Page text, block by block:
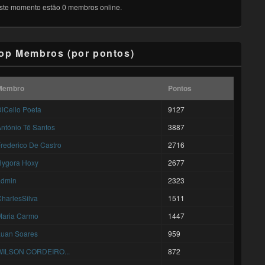
momento estão 0 membros online.
Membros (por pontos)
Pontos
Poeta
9127
Tê Santos
3887
De Castro
2716
Hoxy
2677
2323
1511
Carmo
1447
Soares
959
CORDEIRO...
872